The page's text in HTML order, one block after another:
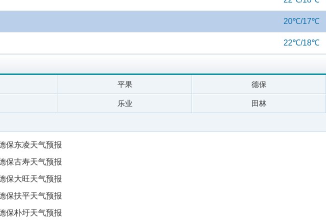
20℃/17℃
22℃/18℃
平果 德保
乐业 田林
保东凌天气预报
保古寿天气预报
保大旺天气预报
保扶平天气预报
保朴圩天气预报